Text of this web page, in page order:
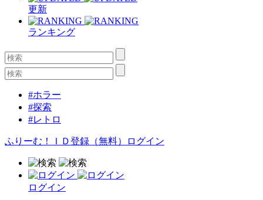
更新
ランキング
#ホラー
#探索
#レトロ
ふりーむ！ＩＤ登録（無料） ログイン
ログイン